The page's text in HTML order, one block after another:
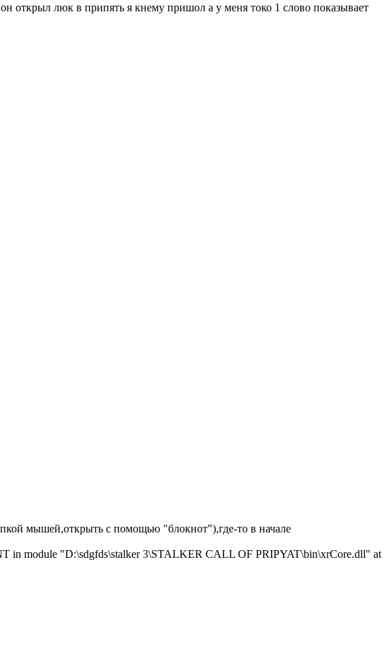
открыл люк в припять я кнему пришол а у меня токо 1 слово показывает
мышей,открыть с помощью "блокнот"),где-то в начале
"D:\sdgfds\stalker 3\STALKER CALL OF PRIPYAT\bin\xrCore.dll" at